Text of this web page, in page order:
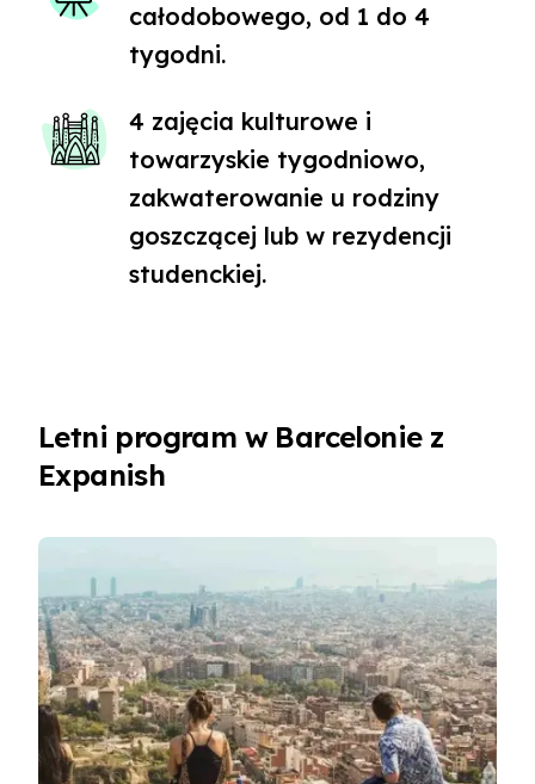
całodobowego, od 1 do 4
tygodni.
4 zajęcia kulturowe i
towarzyskie tygodniowo,
zakwaterowanie u rodziny
goszczącej lub w rezydencji
studenckiej.
Letni program w Barcelonie z
Expanish